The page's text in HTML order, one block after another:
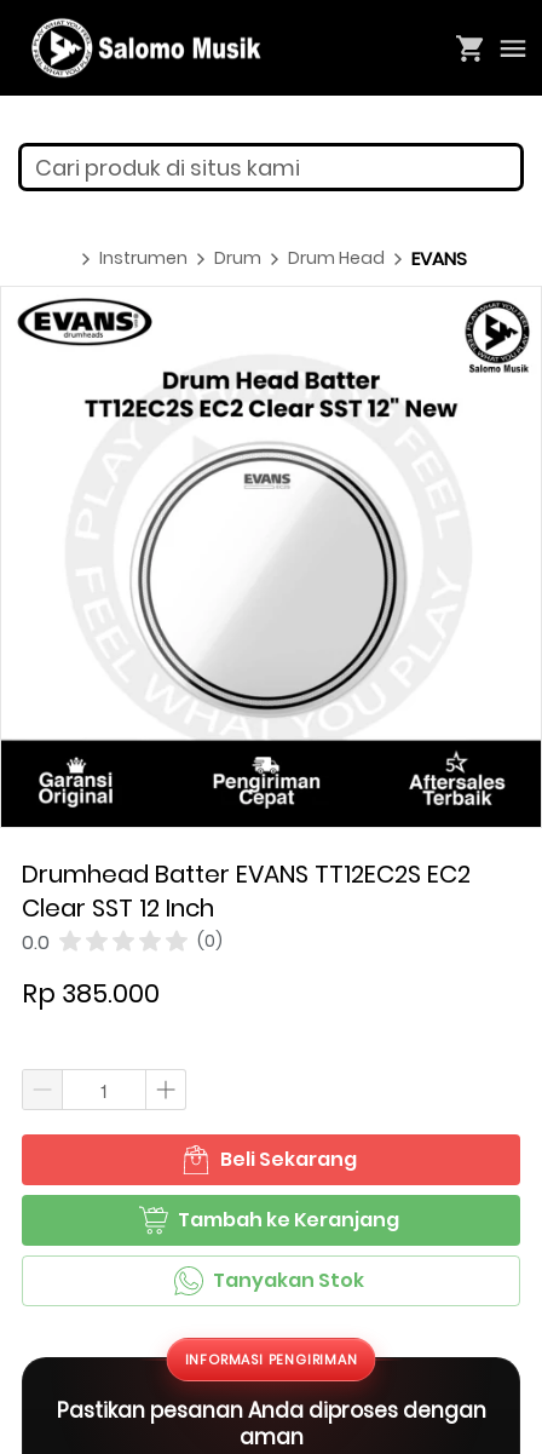
Cari produk di situs kami
Instrumen Drum Drum Head EVANS
Drumhead Batter EVANS TT12EC2S EC2
Clear SST 12 Inch
0.0 (0)
Rp 385.000
` Beli Sekarang
` Tambah ke Keranjang
` Tanyakan Stok
INFORMASI PENGIRIMAN
Pastikan pesanan Anda diproses dengan
aman